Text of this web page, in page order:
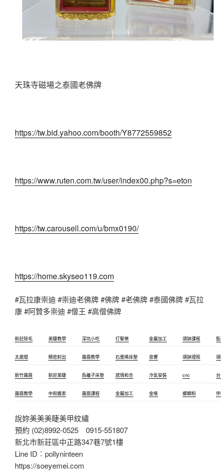
天珠寺磁場之泰國老佛牌
https://tw.bid.yahoo.com/booth/Y8772559852
https://www.ruten.com.tw/user/index00.php?s=eton
https://tw.carousell.com/u/bmx0190/
https://home.skyseo119.com
#瓦拉康崇迪 #崇迪老佛牌 #佛牌 #老佛牌 #泰國佛牌 #瓦拉
康 #阿贊多崇迪 #僧王 #高僧佛牌
新莊除毛 美睫教學 深坑小吃 打擊樂 金屬加工 頌缽課程
太歲燈 精密射出 霧眉教學 石墨烯床墊 音響 頌缽證照
新竹霧眉 新莊美睫 負離子床墊 感情和合 冷氣安裝 cnc
霧眉教學 中和搬家 霧眉課程 金屬加工 金嗓 螺螄粉
說妳美美美睫美甲紋繡
預約 (02)8992-0525 0915-551807
新北市新莊區中正路347巷7號1樓
Line ID︰pollyninteen
https://soeyemei.com